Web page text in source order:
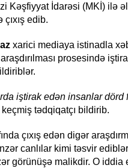
Kəşfiyyat İdarəsi (MKİ) ilə
çıxış edib.
xarici mediaya istinadla
prosesində
iştirak edən insanlar dörd
keçmiş tədqiqatçı bildirib.
çıxış edən digər
canlılar kimi təsvir
görünüşə malikdir. O